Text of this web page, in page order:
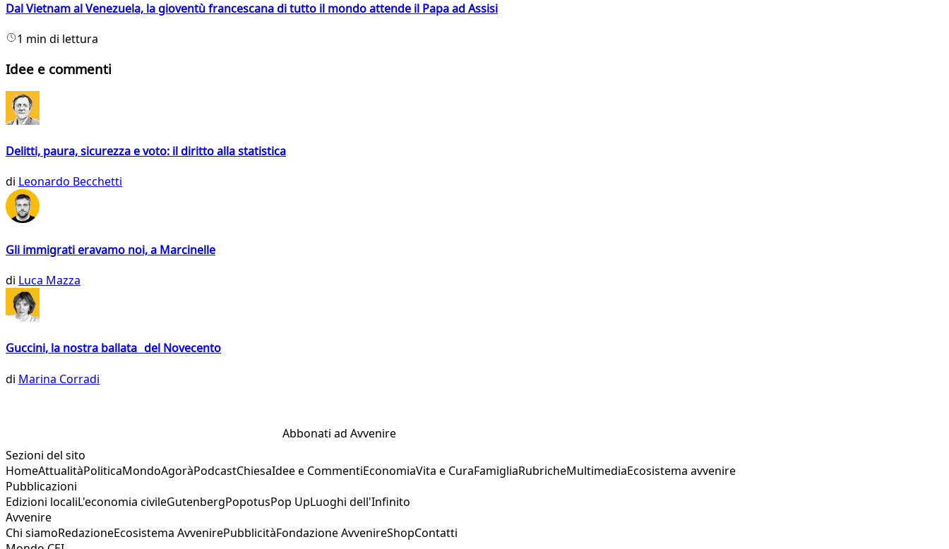
Dal Vietnam al Venezuela, la gioventù francescana di tutto il mondo attende il Papa ad Assisi
1 min di lettura
Idee e commenti
Delitti, paura, sicurezza e voto: il diritto alla statistica
di Leonardo Becchetti
Gli immigrati eravamo noi, a Marcinelle
di Luca Mazza
Guccini, la nostra ballata del Novecento
di Marina Corradi
Abbonati ad Avvenire
Sezioni del sito
HomeAttualitàPoliticaMondoAgoràPodcastChiesaIdee e CommentiEconomiaVita e CuraFamigliaRubricheMultimediaEcosistema avvenire
Pubblicazioni
Edizioni localiL'economia civileGutenbergPopotusPop UpLuoghi dell'Infinito
Avvenire
Chi siamoRedazioneEcosistema AvvenirePubblicitàFondazione AvvenireShopContatti